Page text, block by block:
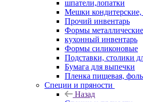
шпатели,лопатки
Мешки кондитерские,
Прочий инвентарь
Формы металлические
кухонный инвентарь
Формы силиконовые
Подставки, столики
Бумага для выпечки
Пленка пищевая,
Специи и пряности
Назад